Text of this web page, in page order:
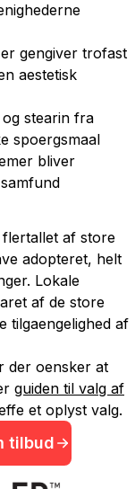
gengiver trofast
aestetisk
stearin fra
spoergsmaal
bliver
af store
adopteret, helt
Lokale
af de store
tilgaengelighed af
der oensker at
guiden til valg af
et oplyst valg.
tilbud